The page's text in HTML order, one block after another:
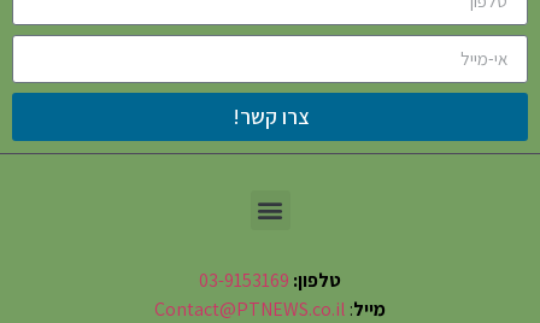
צרו קשר!
טלפון: 03-9153169
מייל:
Contact@PTNEWS.co.il